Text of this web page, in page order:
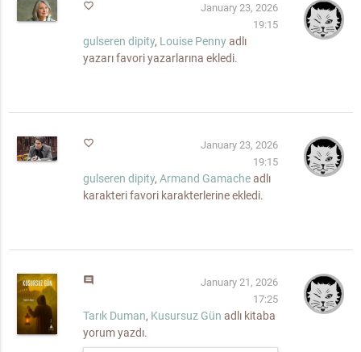
favorite_border
January 23, 2026
19:15
gulseren dipity, Louise Penny adlı
yazarı favori yazarlarına ekledi.
favorite_border
January 23, 2026
19:15
gulseren dipity, Armand Gamache adlı
karakteri favori karakterlerine ekledi.
comment
January 21, 2026
17:25
Tarık Duman, Kusursuz Gün adlı kitaba
yorum yazdı.